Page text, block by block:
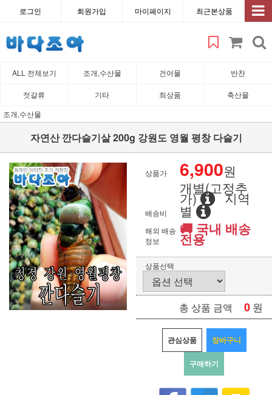
로그인 회원가입 마이페이지 최근본상품
ALL 전체보기 조개,수산물 건어물 반찬
젓갈류 기타 최상품
축산물
조개,수산물
자연산 깐다슬기살 200g 강원도 영월 평창 다슬기
상품가 6,900원
배송비
개별(고정추
가) 지역
별
해외 배송
정보
🚚 국내 배송
전용
상품선택
총 상품 금액 0 원
관심상품 장바구니
구매하기